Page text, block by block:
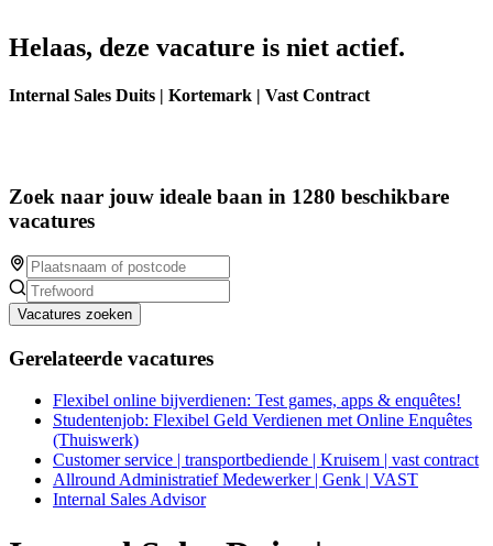
Helaas, deze vacature is niet actief.
Internal Sales Duits | Kortemark | Vast Contract
Zoek naar jouw ideale baan in 1280 beschikbare
vacatures
Vacatures zoeken
Gerelateerde vacatures
Flexibel online bijverdienen: Test games, apps & enquêtes!
Studentenjob: Flexibel Geld Verdienen met Online Enquêtes
(Thuiswerk)
Customer service | transportbediende | Kruisem | vast contract
Allround Administratief Medewerker | Genk | VAST
Internal Sales Advisor